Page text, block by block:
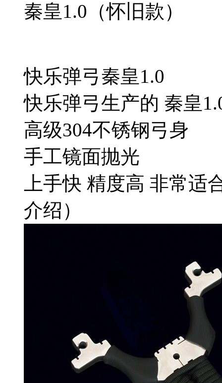
秦皇1.0（怀旧款）
快乐弹弓秦皇1.0
快乐弹弓生产的 秦皇
高级304不锈钢弓身
手工镜面抛光
上手快 精度高 非常
介绍）